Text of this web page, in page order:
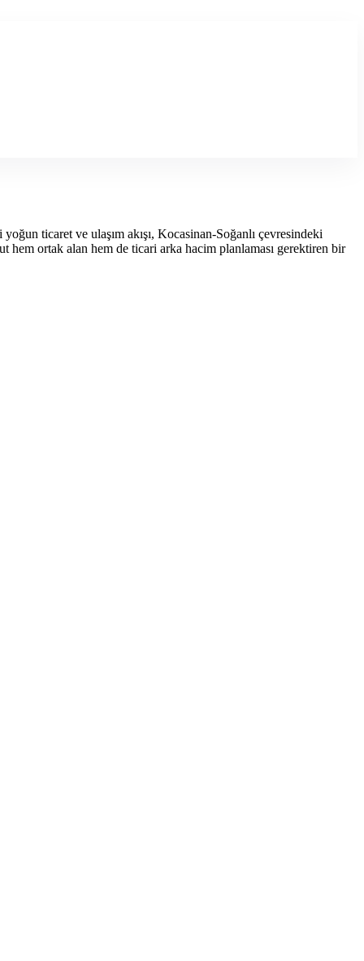
ticaret ve ulaşım akışı, Kocasinan-Soğanlı çevresindeki
hem ortak alan hem de ticari arka hacim planlaması gerektiren bir